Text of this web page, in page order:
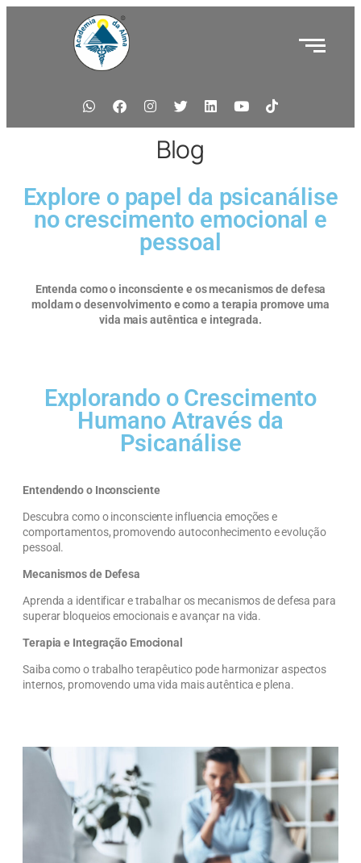
Blog
Explore o papel da psicanálise
no crescimento emocional e
pessoal
Entenda como o inconsciente e os mecanismos de defesa
moldam o desenvolvimento e como a terapia promove uma
vida mais autêntica e integrada.
Explorando o Crescimento
Humano Através da
Psicanálise
Entendendo o Inconsciente
Descubra como o inconsciente influencia emoções e
comportamentos, promovendo autoconhecimento e evolução
pessoal.
Mecanismos de Defesa
Aprenda a identificar e trabalhar os mecanismos de defesa para
superar bloqueios emocionais e avançar na vida.
Terapia e Integração Emocional
Saiba como o trabalho terapêutico pode harmonizar aspectos
internos, promovendo uma vida mais autêntica e plena.